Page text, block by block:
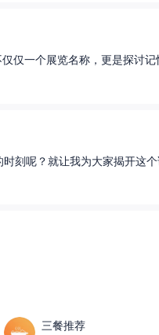
一个展览名称，更是探讨
刻呢？就让我为大家揭开这
三餐推荐